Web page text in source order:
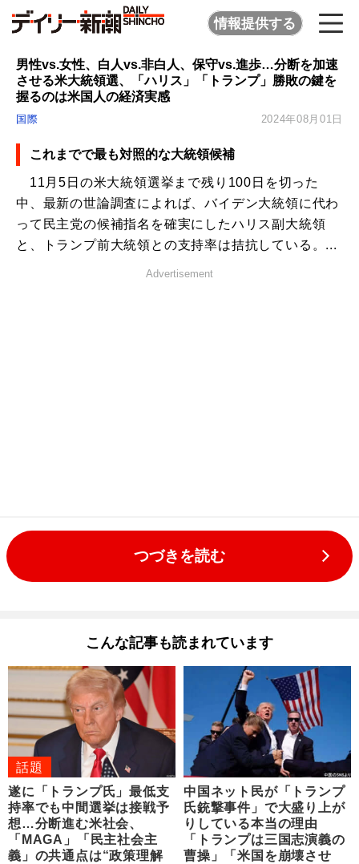
情報提供する
男性vs.女性、白人vs.非白人、保守vs.進歩…分断を加速
させる米大統領選、「ハリス」「トランプ」勝敗の鍵を
握るのは米国人の経済実感
国際 2024年08月01日
これまでで最も対照的な大統領候補
11月5日の米大統領選挙まで残り100日を切った
中、最新の世論調査によれば、バイデン大統領に代わ
って民主党の候補指名を確実にしたハリス副大統領
と、トランプ前大統領との支持率は拮抗している。...
Advertisement
つづきを読む
こんな記事も読まれています
話題
遂に「トランプ氏」最低支
持率でも中間選挙は接戦予
想…分断進む米社会、
「MAGA」「民主社会主
義」の共通点は“政策理解
中国ネット民が「トランプ
氏銃撃事件」で大盛り上が
りしている本当の理由
「トランプは三国志演義の
曹操」「米国を崩壊させ